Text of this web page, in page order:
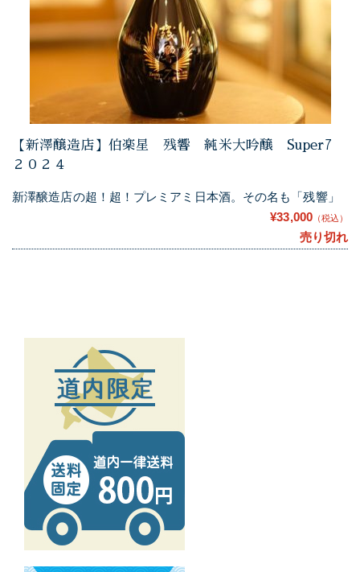
【新澤醸造店】伯楽星 残響 純米大吟醸 Super7
２０２４
新澤醸造店の超！超！プレミアミ日本酒。その名も「残響」
¥33,000 （税込）
売り切れ